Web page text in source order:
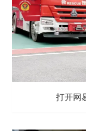
打开网